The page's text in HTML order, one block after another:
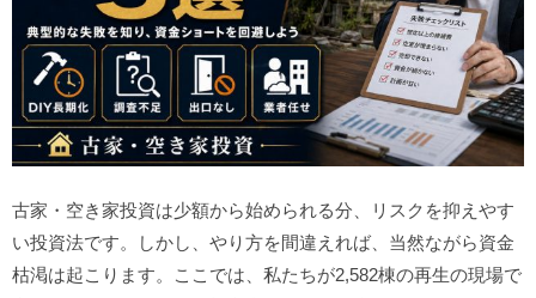
古家・空き家投資は少額から始められる分、リスクを抑えやす
い投資法です。しかし、やり方を間違えれば、当然ながら資金
枯渇は起こります。ここでは、私たちが2,582棟の再生の現場で